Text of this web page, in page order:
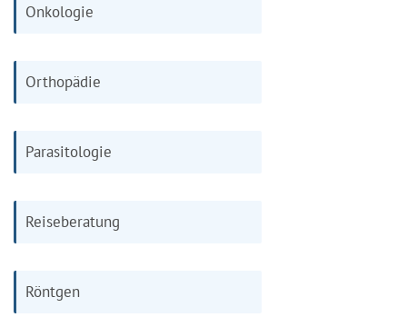
Onkologie
Orthopädie
Parasitologie
Reiseberatung
Röntgen